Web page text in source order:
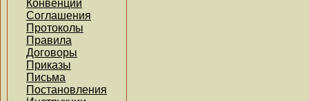
Конвенции
Соглашения
Протоколы
Правила
Договоры
Приказы
Письма
Постановления